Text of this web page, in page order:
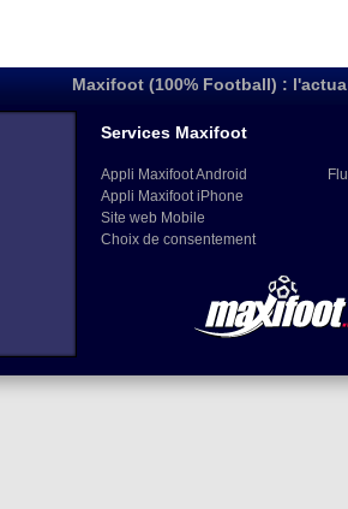
Maxifoot (100% Football) :
Services Maxifoot
Appli Maxifoot Android
Appli Maxifoot iPhone
Site web Mobile
Choix de consentement